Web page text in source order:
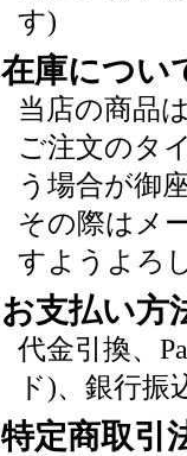
す)
在庫につい
当店の商品
ご注文のタ
う場合が御
その際はメ
すようよろ
お支払い方
代金引換、
ド)、銀行振
特定商取引